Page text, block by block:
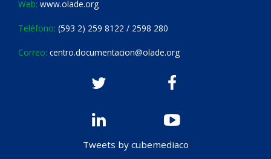
Web: www.olade.org
Teléfono: (593 2) 259 8122 / 2598 280
Correo: centro.documentacion@olade.org
Tweets by cubemediaco